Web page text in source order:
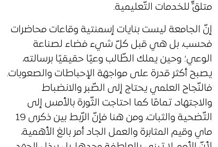
متلقٍّ للخدمات التّعليمية.
إنّ الجامعة ليست بنايات إسمنتية وقاعات محاضرات
فحسب، بل هي قبل كلّ شيء فضاء لصناعة
الوعي؛ وحين يملك الطّالب وعيًا حقيقيًا برسالته،
يصبح أكثر قدرة على مواجهة الإحباطات والصعوبات.
فالنّجاح العلمي يحتاج إلى الصّبر والانضباط
والاجتهاد، تمامًا كما احتاجت الثّورة بالأمس إلى
التّضحية والثبات، ومن هنا فإنّ الرّبط بين ذكرى 19
ماي وقيم المثابرة والعمل الجاد أمر بالغ الأهمية،